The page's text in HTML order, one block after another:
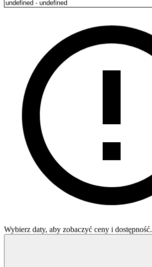
Wybierz daty, aby zobaczyć ceny i dostępność.